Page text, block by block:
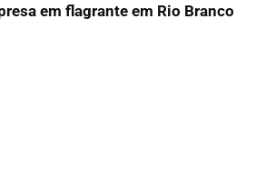
em flagrante em Rio Branco